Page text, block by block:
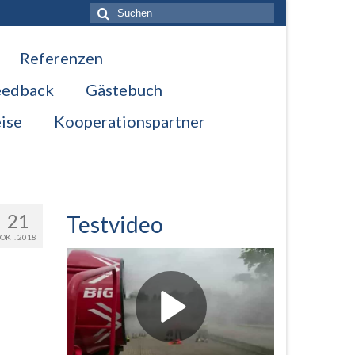
Suche
nach:
Referenzen
Gästebuch
Kooperationspartner
21
OKT. 2018 Testvideo